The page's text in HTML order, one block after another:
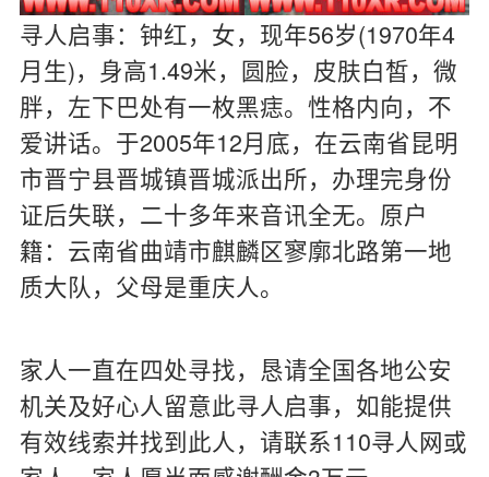
寻人启事：钟红，女，现年56岁(1970年4
月生)，身高1.49米，圆脸，皮肤白皙，微
胖，左下巴处有一枚黑痣。性格内向，不
爱讲话。于2005年12月底，在云南省昆明
市晋宁县晋城镇晋城派出所，办理完身份
证后失联，二十多年来音讯全无。原户
籍：云南省曲靖市麒麟区寥廓北路第一地
质大队，父母是重庆人。
家人一直在四处寻找，恳请全国各地公安
机关及好心人留意此寻人启事，如能提供
有效线索并找到此人，请联系110寻人网或